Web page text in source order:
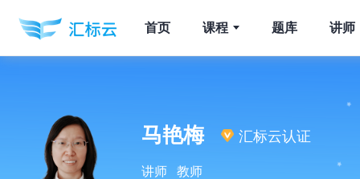
首页 课程 题库 讲师
马艳梅 汇标云认证
讲师 教师